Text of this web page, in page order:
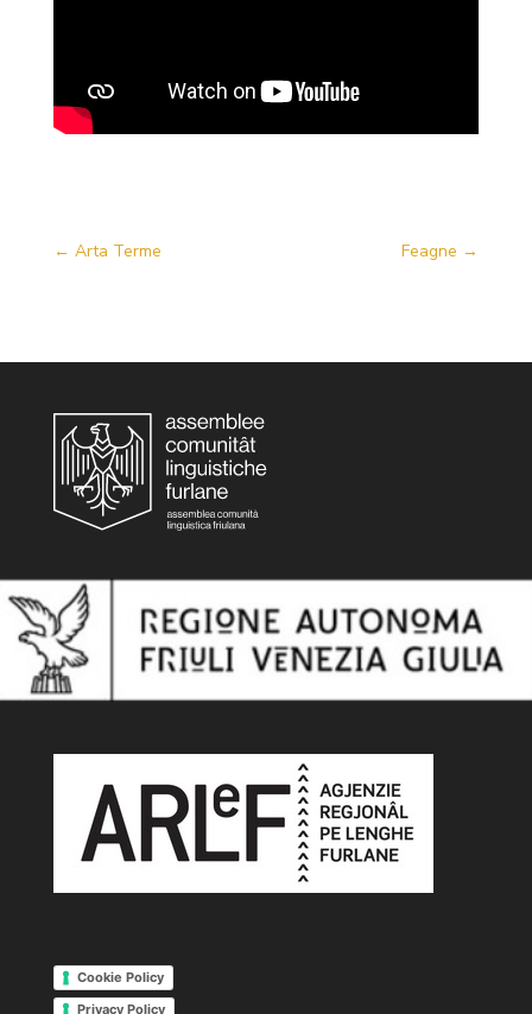
← Arta Terme Feagne →
Cookie Policy
Privacy Policy